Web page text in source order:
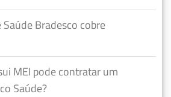
Saúde Bradesco cobre
MEI pode contratar um
Saúde?